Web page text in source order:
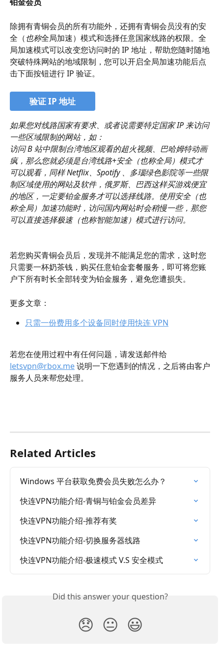
除拥有青铜会员的所有功能外，还拥有青铜会员没有的安
全（也称全局加速）模式和选择任意国家线路的权限。全
局加速模式可以改变您访问时的 IP 地址，帮助您随时随地
突破特殊网站的地域限制，您可以开启全局加速功能后点
击下面按钮进行 IP 验证。
验证 IP 地址
如果您对线路国家有要求、或者说需要特定国家 IP 来访问
一些区域限制的网站，如：
访问 B 站中限制台湾地区观看的超火视频、巴哈姆特动画
疯，那么您就必须是台湾线路+安全（也称全局）模式才
可以观看，同样 Netflix、Spotify 、多瑙绿色影院等一些限
制区域使用的网站及软件，俄罗斯、巴西这样买游戏便宜
的地区，一定要铂金服务才可以选择线路。使用安全（也
称全局）加速功能时，访问国内网站时会稍慢一些，那您
可以直接选择极速（也称智能加速）模式进行访问。
若您购买青铜会员后，发现并不能满足您的需求，这时您
只需要一杯奶茶钱，购买任意铂金套餐服务，即可将您账
户下所有时长全部转变为铂金服务，避免您遭损失。
更多文章：
只需一份费用多个设备同时使用快连 VPN
若您在使用过程中有任何问题，请发送邮件给
letsvpn@rbox.me 说明一下您遇到的情况，之后将由客户
服务人员来帮您处理。
Related Articles
Windows 平台获取免费会员失败怎么办？
快连VPN功能介绍-青铜与铂金会员差异
快连VPN功能介绍-推荐有奖
快连VPN功能介绍-切换服务器线路
快连VPN功能介绍-极速模式 V.S 安全模式
Did this answer your question?
😞 😐 😃